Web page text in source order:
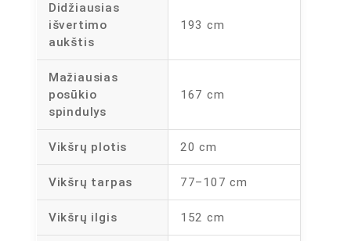
Didžiausias
išvertimo
aukštis
193 cm
Mažiausias
posūkio
spindulys
167 cm
Vikšrų plotis 20 cm
Vikšrų tarpas 77–107 cm
Vikšrų ilgis 152 cm